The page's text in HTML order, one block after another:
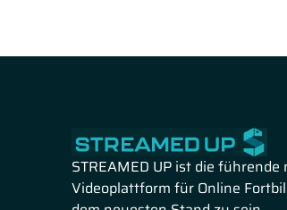
STREAMED UP ist die führende
Videoplattform für Online